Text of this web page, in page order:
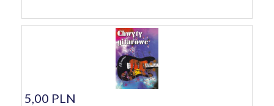
5,00 PLN